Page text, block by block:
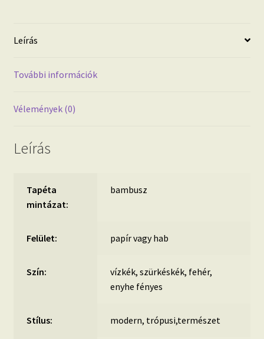
Leírás
További információk
Vélemények (0)
Leírás
Tapéta
mintázat:
bambusz
Felület: papír vagy hab
Szín:
vízkék, szürkéskék, fehér,
enyhe fényes
Stílus: modern, trópusi,természet